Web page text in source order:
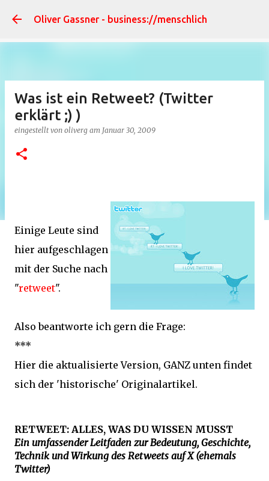
Oliver Gassner - business://menschlich
Was ist ein Retweet? (Twitter
erklärt ;) )
eingestellt von oliverg am Januar 30, 2009
Einige Leute sind
hier aufgeschlagen
mit der Suche nach
"retweet".
Also beantworte ich gern die Frage:
***
Hier die aktualisierte Version, GANZ unten findet
sich der 'historische' Originalartikel.
RETWEET: ALLES, WAS DU WISSEN MUSST
Ein umfassender Leitfaden zur Bedeutung, Geschichte,
Technik und Wirkung des Retweets auf X (ehemals
Twitter)